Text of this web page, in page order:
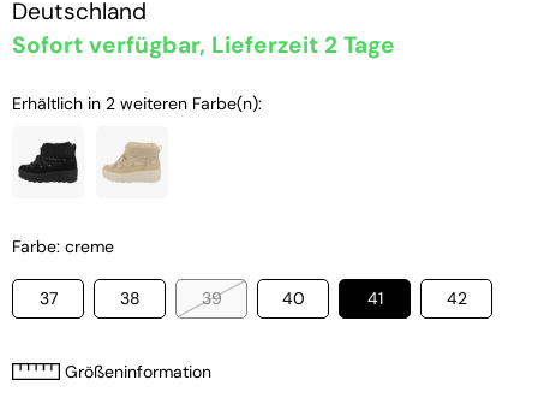
Deutschland
Sofort verfügbar, Lieferzeit 2 Tage
Erhältlich in 2 weiteren Farbe(n):
Farbe: creme
37 38 39 40 41 42
Größeninformation